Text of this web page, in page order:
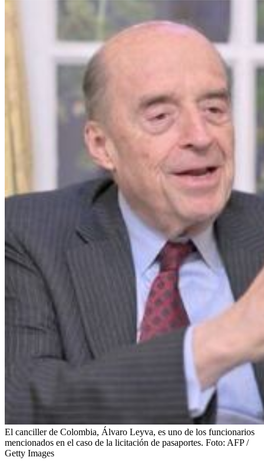
El canciller de Colombia, Álvaro Leyva, es uno de los funcionarios
mencionados en el caso de la licitación de pasaportes. Foto: AFP /
Getty Images